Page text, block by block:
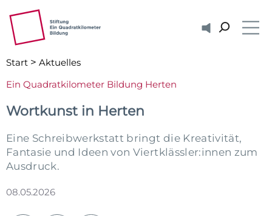
ZUM HAUPTINHALT SPRINGEN ZUR SUCHE SPRINGEN
Vorlesen
Start > Aktuelles
Ein Quadratkilometer Bildung Herten
Wortkunst in Herten
Eine Schreibwerkstatt bringt die Kreativität,
Fantasie und Ideen von Viertklässler:innen zum
Ausdruck.
08.05.2026